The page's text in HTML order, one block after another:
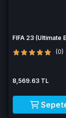
FIFA 23 (Ultimate
(0)
8,569.63 TL